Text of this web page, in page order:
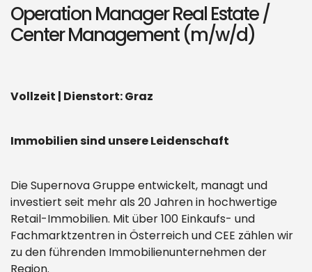
Operation Manager Real Estate /
Center Management (m/w/d)
Vollzeit | Dienstort: Graz
Immobilien sind unsere Leidenschaft
Die Supernova Gruppe entwickelt, managt und
investiert seit mehr als 20 Jahren in hochwertige
Retail-Immobilien. Mit über 100 Einkaufs- und
Fachmarktzentren in Österreich und CEE zählen wir
zu den führenden Immobilienunternehmen der